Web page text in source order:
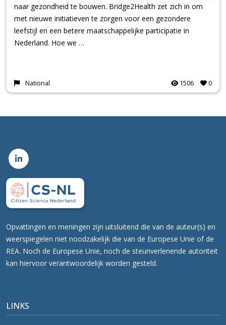
naar gezondheid te bouwen. Bridge2Health zet zich in om
met nieuwe initiatieven te zorgen voor een gezondere
leefstijl en een betere maatschappelijke participatie in
Nederland. Hoe we …
National 1506 0
Opvattingen en meningen zijn uitsluitend die van de auteur(s) en
weerspiegelen niet noodzakelijk die van de Europese Unie of de
REA. Noch de Europese Unie, noch de steunverlenende autoriteit
kan hiervoor verantwoordelijk worden gesteld.
LINKS